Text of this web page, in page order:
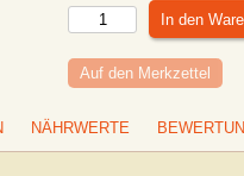
Auf den Merkzettel
NÄHRWERTE